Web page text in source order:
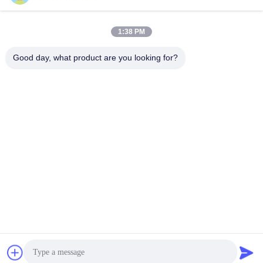
1:38 PM
Good day, what product are you looking for?